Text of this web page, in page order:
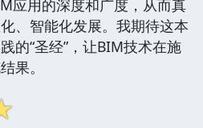
应用的深度和广度，从而真
、智能化发展。我期待这本
的“圣经”，让BIM技术在施
果。